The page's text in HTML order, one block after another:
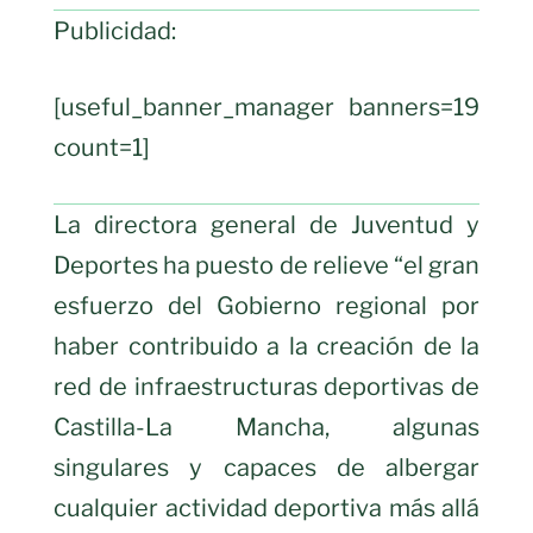
Publicidad:
[useful_banner_manager banners=19
count=1]
La directora general de Juventud y
Deportes ha puesto de relieve “el gran
esfuerzo del Gobierno regional por
haber contribuido a la creación de la
red de infraestructuras deportivas de
Castilla-La Mancha, algunas
singulares y capaces de albergar
cualquier actividad deportiva más allá